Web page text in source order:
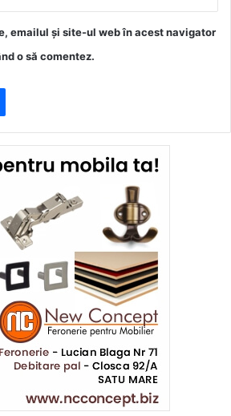
emailul și site-ul web în acest navigator
o să comentez.